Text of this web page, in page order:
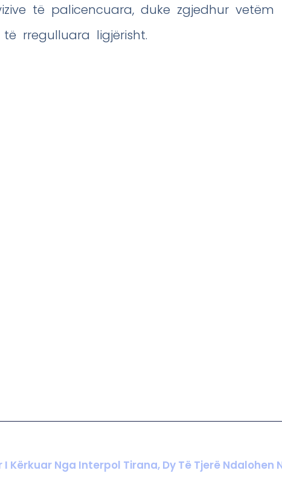
të palicencuara, duke zgjedhur vetëm
rregulluara ligjërisht.
Kërkuar Nga Interpol Tirana, Dy Të Tjerë